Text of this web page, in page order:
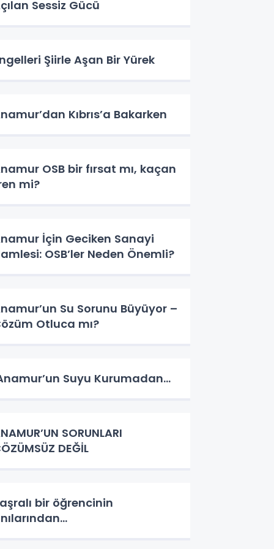
Sessiz Gücü
Şiirle Aşan Bir Yürek
Kıbrıs’a Bakarken
OSB bir fırsat mı, kaçan
mi?
İçin Geciken Sanayi
OSB’ler Neden Önemli?
Su Sorunu Büyüyor –
Otluca mı?
Suyu Kurumadan…
SORUNLARI
DEĞİL
bir öğrencinin